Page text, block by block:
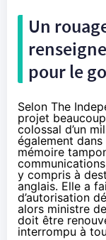
Un
pour le
Selon The
projet
colossal d’un
également
mémoire
y compris à
anglais. Elle a
d’autorisation
alors ministre
doit être
interrompu à